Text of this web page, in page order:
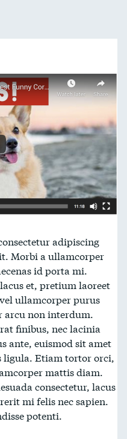
adipiscing
Morbi a ullamcorper
id porta mi.
et, pretium laoreet
ullamcorper purus
non interdum.
finibus, nec lacinia
ante, euismod sit amet
Etiam tortor orci,
mattis diam.
consectetur, lacus
mi felis nec sapien.
potenti.